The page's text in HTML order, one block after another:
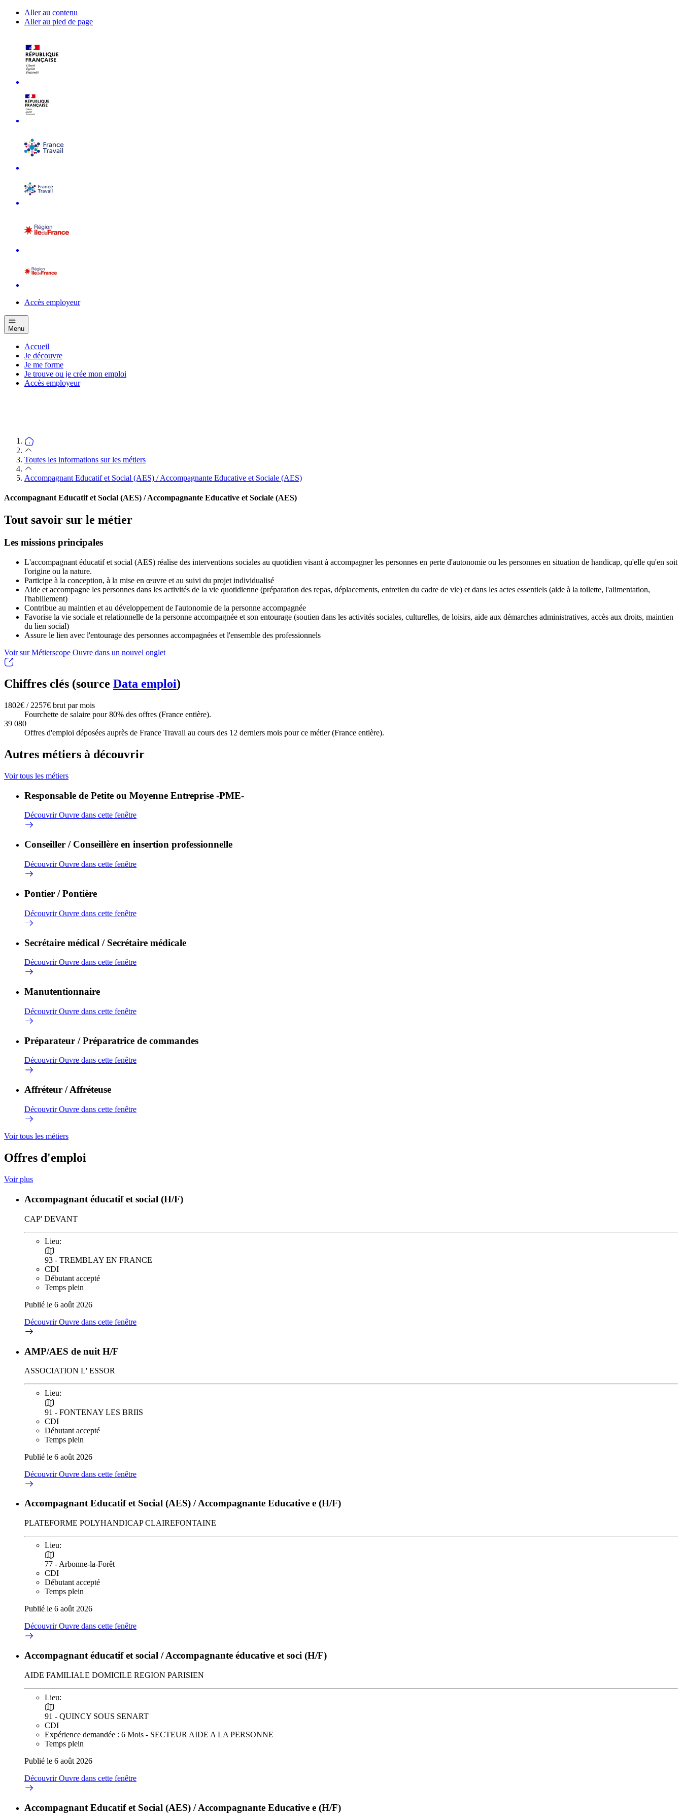
Aller au contenu
Aller au pied de page
Accès employeur
Menu
Accueil
Je découvre
Je me forme
Je trouve ou je crée mon emploi
Accès employeur
Toutes les informations sur les métiers
Accompagnant Educatif et Social (AES) / Accompagnante Educative et Sociale (AES)
Accompagnant Educatif et Social (AES) / Accompagnante Educative et Sociale (AES)
Tout savoir sur le métier
Les missions principales
L'accompagnant éducatif et social (AES) réalise des interventions sociales au quotidien visant à accompagner les personnes en perte d'autonomie ou les personnes en situation de handicap, qu'elle qu'en soit
l'origine ou la nature.
Participe à la conception, à la mise en œuvre et au suivi du projet individualisé
Aide et accompagne les personnes dans les activités de la vie quotidienne (préparation des repas, déplacements, entretien du cadre de vie) et dans les actes essentiels (aide à la toilette, l'alimentation,
l'habillement)
Contribue au maintien et au développement de l'autonomie de la personne accompagnée
Favorise la vie sociale et relationnelle de la personne accompagnée et son entourage (soutien dans les activités sociales, culturelles, de loisirs, aide aux démarches administratives, accès aux droits, maintien
du lien social)
Assure le lien avec l'entourage des personnes accompagnées et l'ensemble des professionnels
Voir sur Métierscope Ouvre dans un nouvel onglet
Chiffres clés (source Data emploi)
1802€ / 2257€ brut par mois
Fourchette de salaire pour 80% des offres (France entière).
39 080
Offres d'emploi déposées auprès de France Travail au cours des 12 derniers mois pour ce métier (France entière).
Autres métiers à découvrir
Voir tous les métiers
Responsable de Petite ou Moyenne Entreprise -PME-
DécouvrirOuvre dans cette fenêtre
Conseiller / Conseillère en insertion professionnelle
DécouvrirOuvre dans cette fenêtre
Pontier / Pontière
DécouvrirOuvre dans cette fenêtre
Secrétaire médical / Secrétaire médicale
DécouvrirOuvre dans cette fenêtre
Manutentionnaire
DécouvrirOuvre dans cette fenêtre
Préparateur / Préparatrice de commandes
DécouvrirOuvre dans cette fenêtre
Affréteur / Affréteuse
DécouvrirOuvre dans cette fenêtre
Voir tous les métiers
Offres d'emploi
Voir plus
Accompagnant éducatif et social (H/F)
CAP' DEVANT
Lieu:
93 - TREMBLAY EN FRANCE
CDI
Débutant accepté
Temps plein
Publié le 6 août 2026
DécouvrirOuvre dans cette fenêtre
AMP/AES de nuit H/F
ASSOCIATION L' ESSOR
Lieu:
91 - FONTENAY LES BRIIS
CDI
Débutant accepté
Temps plein
Publié le 6 août 2026
DécouvrirOuvre dans cette fenêtre
Accompagnant Educatif et Social (AES) / Accompagnante Educative e (H/F)
PLATEFORME POLYHANDICAP CLAIREFONTAINE
Lieu:
77 - Arbonne-la-Forêt
CDI
Débutant accepté
Temps plein
Publié le 6 août 2026
DécouvrirOuvre dans cette fenêtre
Accompagnant éducatif et social / Accompagnante éducative et soci (H/F)
AIDE FAMILIALE DOMICILE REGION PARISIEN
Lieu:
91 - QUINCY SOUS SENART
CDI
Expérience demandée : 6 Mois - SECTEUR AIDE A LA PERSONNE
Temps plein
Publié le 6 août 2026
DécouvrirOuvre dans cette fenêtre
Accompagnant Educatif et Social (AES) / Accompagnante Educative e (H/F)